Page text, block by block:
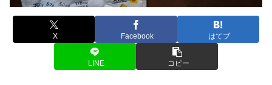
X Facebook はてブ
LINE コピー